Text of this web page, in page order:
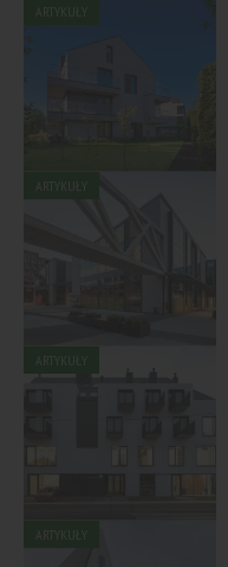
ARTYKUŁY
ARTYKUŁY
ARTYKUŁY
ARTYKUŁY